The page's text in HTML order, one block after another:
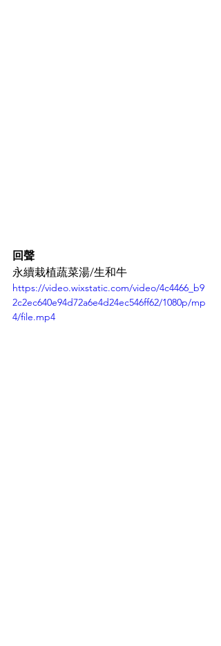
回聲
永續栽植蔬菜湯/生和牛
https://video.wixstatic.com/video/4c4466_b9
2c2ec640e94d72a6e4d24ec546ff62/1080p/mp
4/file.mp4